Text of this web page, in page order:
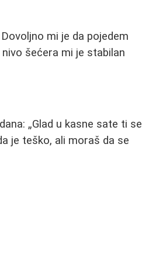
mi je da pojedem
šećera mi je stabilan
Glad u kasne sate ti se
je teško, ali moraš da se